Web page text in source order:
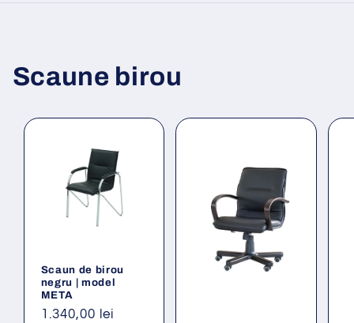
Scaune birou
Scaun de birou
negru | model
META
Preț
1.340,00 lei